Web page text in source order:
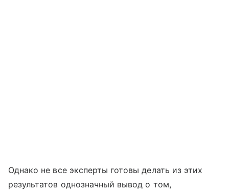
Однако не все эксперты готовы делать из этих
результатов однозначный вывод о том,